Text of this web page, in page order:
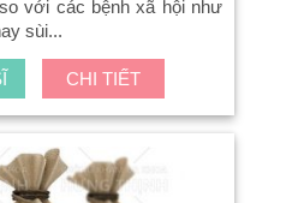
với các bệnh xã hội như
sùi...
CHI TIẾT